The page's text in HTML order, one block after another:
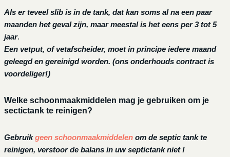
Als er teveel slib is in de tank, dat kan soms al na een paar
maanden het geval zijn, maar meestal is het eens per 3 tot 5
jaar.
Een vetput, of vetafscheider, moet in principe iedere maand
geleegd en gereinigd worden. (ons onderhouds contract is
voordeliger!)
Welke schoonmaakmiddelen mag je gebruiken om je
sectictank te reinigen?
Gebruikgeen schoonmaakmiddelen om de septic tank te
reinigen, verstoor de balans in uw septictank niet !